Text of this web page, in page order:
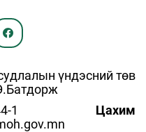
үндэсний төв
1 Цахим